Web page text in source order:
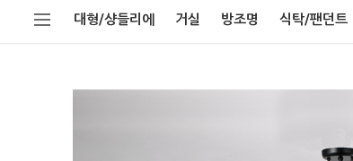
대형/샹들리에 거실 방조명 식탁/팬던트